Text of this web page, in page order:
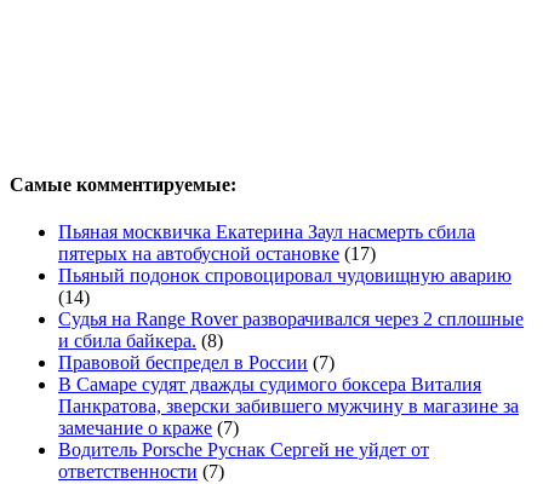
Самые комментируемые:
Пьяная москвичка Екатерина Заул насмерть сбила
пятерых на автобусной остановке (17)
Пьяный подонок спровоцировал чудовищную аварию
(14)
Судья на Range Rover разворачивался через 2 сплошные
и сбила байкера. (8)
Правовой беспредел в России (7)
В Самаре судят дважды судимого боксера Виталия
Панкратова, зверски забившего мужчину в магазине за
замечание о краже (7)
Водитель Porsche Руснак Сергей не уйдет от
ответственности (7)